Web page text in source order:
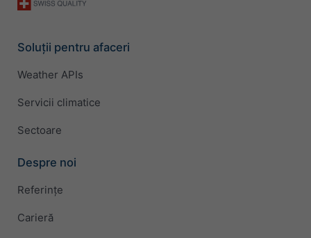
Soluții pentru afaceri
Weather APIs
Servicii climatice
Sectoare
Despre noi
Referințe
Carieră